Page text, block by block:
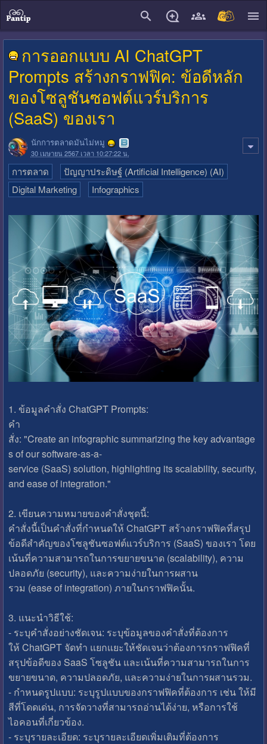
การออกแบบ AI ChatGPT
Prompts สร้างกราฟฟิค: ข้อดีหลัก
ของโซลูชันซอฟต์แวร์บริการ
(SaaS) ของเรา
นักการตลาดมันไม่หมู
30 เมษายน 2567 เวลา 10:27:22 น.
การตลาด
ปัญญาประดิษฐ์ (Artificial Intelligence) (AI)
Digital Marketing
Infographics
1. ข้อมูลคำสั่ง ChatGPT Prompts:
คำ
สั่ง: "Create an infographic summarizing the key advantage
s of our software-as-a-
service (SaaS) solution, highlighting its scalability, security,
and ease of integration."
2. เขียนความหมายของคำสั่งชุดนี้:
คำสั่งนี้เป็นคำสั่งที่กำหนดให้ ChatGPT สร้างกราฟฟิคที่สรุป
ข้อดีสำคัญของโซลูชันซอฟต์แวร์บริการ (SaaS) ของเรา โดย
เน้นที่ความสามารถในการขยายขนาด (scalability), ความ
ปลอดภัย (security), และความง่ายในการผสาน
รวม (ease of integration) ภายในกราฟฟิคนั้น.
3. แนะนำวิธีใช้:
- ระบุคำสั่งอย่างชัดเจน: ระบุข้อมูลของคำสั่งที่ต้องการ
ให้ ChatGPT จัดทำ แยกแยะให้ชัดเจนว่าต้องการกราฟฟิคที่
สรุปข้อดีของ SaaS โซลูชัน และเน้นที่ความสามารถในการ
ขยายขนาด, ความปลอดภัย, และความง่ายในการผสานรวม.
- กำหนดรูปแบบ: ระบุรูปแบบของกราฟฟิคที่ต้องการ เช่น ให้มี
สีที่โดดเด่น, การจัดวางที่สามารถอ่านได้ง่าย, หรือการใช้
ไอคอนที่เกี่ยวข้อง.
- ระบุรายละเอียด: ระบุรายละเอียดเพิ่มเติมที่ต้องการ
close